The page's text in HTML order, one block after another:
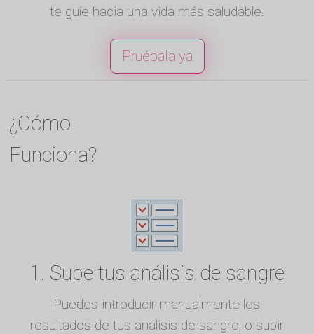
te guíe hacia una vida más saludable.
Pruébala ya
¿Cómo
Funciona?
1. Sube tus análisis de sangre
Puedes introducir manualmente los
resultados de tus análisis de sangre, o subir